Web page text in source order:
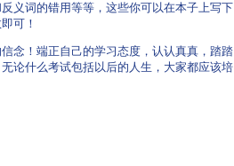
义词的错用等等，这些你可以在本子上写下
可！
！端正自己的学习态度，认认真真，踏踏
论什么考试包括以后的人生，大家都应该培